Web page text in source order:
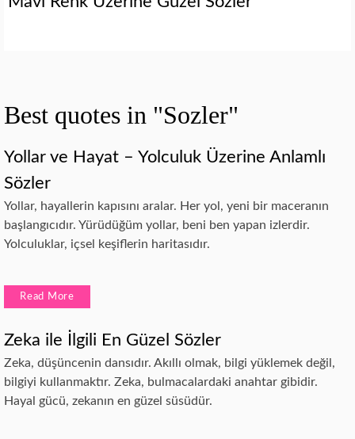
Best quotes in "Sozler"
Yollar ve Hayat – Yolculuk Üzerine Anlamlı
Sözler
Yollar, hayallerin kapısını aralar. Her yol, yeni bir maceranın
başlangıcıdır. Yürüdüğüm yollar, beni ben yapan izlerdir.
Yolculuklar, içsel keşiflerin haritasıdır.
Read More
Zeka ile İlgili En Güzel Sözler
Zeka, düşüncenin dansıdır. Akıllı olmak, bilgi yüklemek değil,
bilgiyi kullanmaktır. Zeka, bulmacalardaki anahtar gibidir.
Hayal gücü, zekanın en güzel süsüdür.